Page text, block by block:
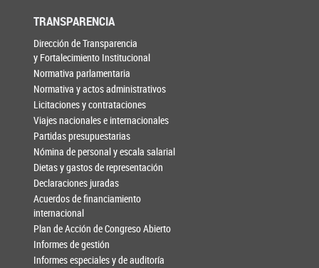
TRANSPARENCIA
Dirección de Transparencia
y Fortalecimiento Institucional
Normativa parlamentaria
Normativa y actos administrativos
Licitaciones y contrataciones
Viajes nacionales e internacionales
Partidas presupuestarias
Nómina de personal y escala salarial
Dietas y gastos de representación
Declaraciones juradas
Acuerdos de financiamiento
internacional
Plan de Acción de Congreso Abierto
Informes de gestión
Informes especiales y de auditoría